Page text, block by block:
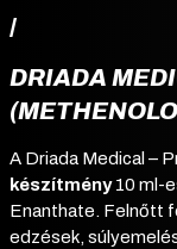
/
DRIADA
A Driada Medical –
készítmény10 ml-
Enanthate. Felnőtt
edzések,